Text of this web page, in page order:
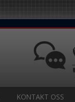
KONTAKT OSS